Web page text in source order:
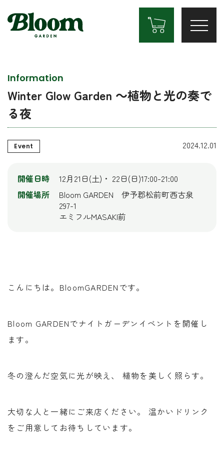
Information
Winter Glow Garden ～植物と光の奏で
る夜
Event 2024.12.01
開催日時
12月21日(土)・ 22日(日)17:00-21:00
開催場所
Bloom GARDEN 伊予郡松前町西古泉
297-1
エミフルMASAKI前
こんにちは。BloomGARDENです。
Bloom GARDENでナイトガーデンイベントを開催し
ます。
冬の澄んだ空気に光が映え、 植物を美しく照らす。
大切な人と一緒にご来店ください。 温かいドリンク
をご用意してお待ちしています。